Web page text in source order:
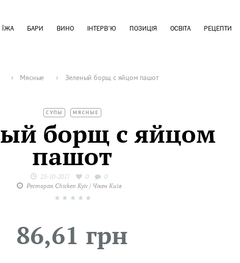
ЇЖА БАРИ ВИНО ІНТЕРВ'Ю ПОЗИЦІЯ ОСВІТА РЕЦЕПТИ
› Мясные › Зеленый борщ с яйцом пашот
СУПЫ МЯСНЫЕ
борщ с яйцом
пашот
25-10-2017 0
0
Ресторан Chicken Kyiv / Чікен Київ
★
★
★
★
★
86,61 грн